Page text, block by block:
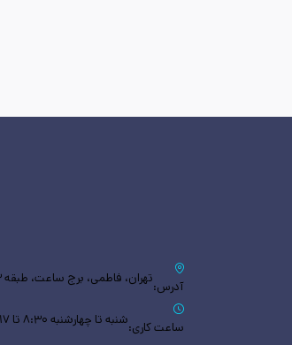
آدرس:تهران، فاطمی، برج ساعت، طبقه ۳، واحد ۳۱
ساعت کاری:شنبه تا چهارشنبه ۸:۳۰ تا ۱۷ و پنج‌شنبه ۸:۳۰ تا ۱۳